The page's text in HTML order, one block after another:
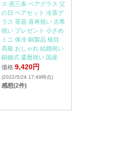
ス 燕三条 ペアグラス 父
の日 ペアセット 冷茶グ
ラス 茶器 喜寿祝い 古希
祝い プレゼント 小さめ
ミニ 保冷 銅製品 槌目
高級 おしゃれ 結婚祝い
銅婚式 還暦祝い 国産
価格:9,420円
(2022/5/24 17:49時点)
感想(2件)